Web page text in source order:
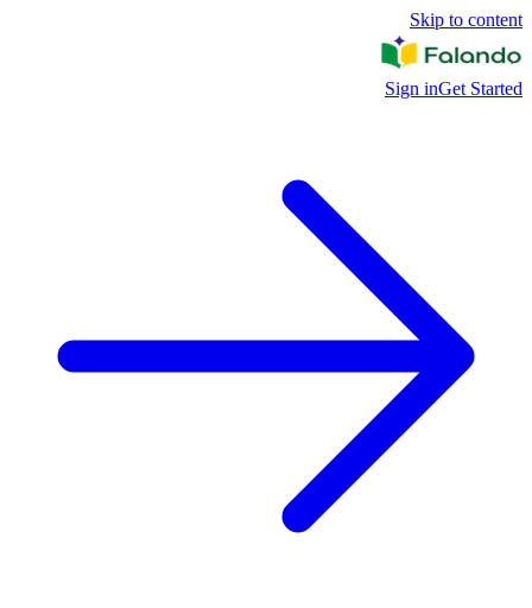
Skip to content
Sign inGet Started